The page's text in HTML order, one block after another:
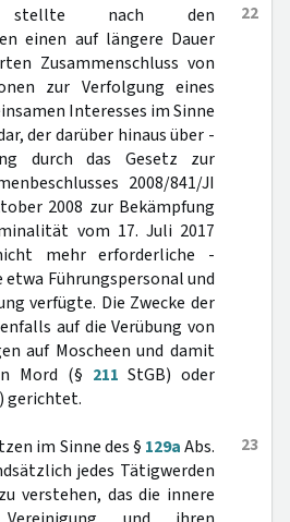
22
stellte nach den
einen auf längere Dauer
Zusammenschluss von
zur Verfolgung eines
Interesses im Sinne
der darüber hinaus über -
durch das Gesetz zur
2008/841/JI
2008 zur Bekämpfung
vom 17. Juli 2017
mehr erforderliche -
Führungspersonal und
verfügte. Die Zwecke der
auf die Verübung von
auf Moscheen und damit
Mord (§ 211 StGB) oder
gerichtet.
23
im Sinne des § 129aAbs.
jedes Tätigwerden
verstehen, das die innere